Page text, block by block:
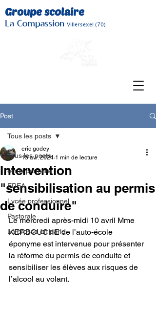
Groupe scolaire
La Compassion Villersexel (70)
Post
Tous les posts
école primaire
EREA
Lycée professionnel
Pastorale
La presse en parle
Tous les posts
Intervention
"sensibilisation au permis
de conduire"
eric godey
15 avr. 2024 1 min de lecture
Le mercredi après-midi 10 avril Mme
KERBOUCHE de l’auto-école
éponyme est intervenue pour présenter
la réforme du permis de conduite et
sensibiliser les élèves aux risques de
l’alcool au volant.